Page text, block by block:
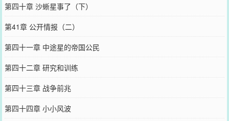
第四十章 沙蜥星事了（下）
第41章 公开情报（二）
第四十一章 中途星的帝国公民
第四十二章 研究和训练
第四十三章 战争前兆
第四十四章 小小风波